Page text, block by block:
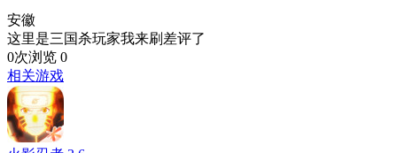
安徽
这里是三国杀玩家我来刷差评了
0次浏览 0
相关游戏